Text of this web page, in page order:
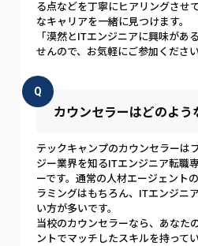
る点などを丁寧にヒアリングさせ
なキャリアを一緒に見つけます。
「漠然とITエンジニアに興味があ
せんので、お気軽にご参加ください
Q
カウンセラーはどのよう
テックキャンプのカウンセラーは
ジー業界を知るITエンジニア転職
ーです。通常の人材エージェント
ラミングはもちろん、ITエンジニ
い方が多いです。
当校のカウンセラーなら、あなた
ントでマッチしたスキルを持って